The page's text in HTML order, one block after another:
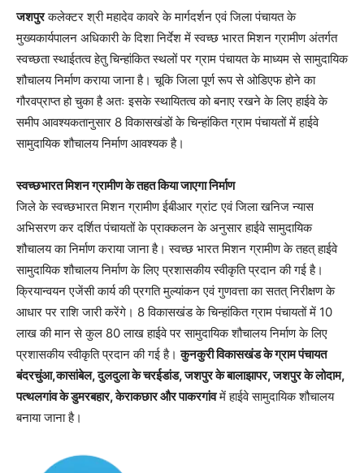
जशपुरकलेक्टर श्री महादेव कावरे के मार्गदर्शन एवं जिला पंचायत के
मुख्यकार्यपालन अधिकारी के दिशा निर्देश में स्वच्छ भारत मिशन ग्रामीण अंतर्गत
स्वच्छता स्थाईतत्व हेतु चिन्हांकित स्थलों पर ग्राम पंचायत के माध्यम से सामुदायिक
शौचालय निर्माण कराया जाना है। चूकि जिला पूर्ण रूप से ओडिएफ होने का
गौरवप्राप्त हो चुका है अतः इसके स्थायितत्व को बनाए रखने के लिए हाईवे के
समीप आवश्यकतानुसार 8 विकासखंडों के चिन्हांकित ग्राम पंचायतों में हाईवे
सामुदायिक शौचालय निर्माण आवश्यक है।
स्वच्छभारत मिशन ग्रामीण के तहत किया जाएगा निर्माण
जिले के स्वच्छभारत मिशन ग्रामीण ईबीआर ग्रांट एवं जिला खनिज न्यास
अभिसरण कर दर्शित पंचायतों के प्राक्कलन के अनुसार हाईवे सामुदायिक
शौचालय का निर्माण कराया जाना है। स्वच्छ भारत मिशन ग्रामीण के तहत् हाईवे
सामुदायिक शौचालय निर्माण के लिए प्रशासकीय स्वीकृति प्रदान की गई है।
क्रियान्वयन एजेंसी कार्य की प्रगति मुल्यांकन एवं गुणवत्ता का सतत् निरीक्षण के
आधार पर राशि जारी करेंगे। 8 विकासखंड के चिन्हांकित ग्राम पंचायतों में 10
लाख की मान से कुल 80 लाख हाईवे पर सामुदायिक शौचालय निर्माण के लिए
प्रशासकीय स्वीकृति प्रदान की गई है।कुनकुरी विकासखंड के ग्राम पंचायत
बंदरचुंआ,कासांबेल, दुलदुला के चरईडांड, जशपुर के बालाझापर, जशपुर के लोदाम,
पत्थलगांव के डुमरबहार, केराकछार और पाकरगांवमें हाईवे सामुदायिक शौचालय
बनाया जाना है।